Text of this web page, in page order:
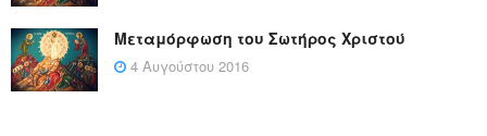
Μεταμόρφωση του Σωτήρος Χριστού
4 Αυγούστου 2016